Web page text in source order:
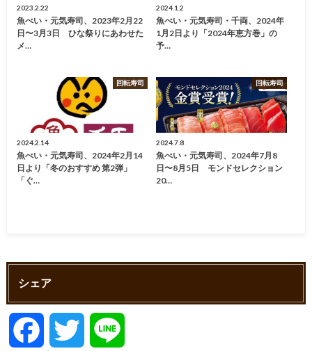
2023.2.22
魚べい・元気寿司、2023年2月22
日〜3月3日 ひな祭りにあわせた
メ…
2024.1.2
魚べい・元気寿司・千両、2024年
1月2日より「2024年恵方巻」の
予…
回転寿司
2024.2.14
魚べい・元気寿司、2024年2月14
日より「冬のおすすめ 第2弾」
「ぐ…
回転寿司
2024.7.8
魚べい・元気寿司、2024年7月8
日〜8月5日 モンドセレクション
20…
シェア